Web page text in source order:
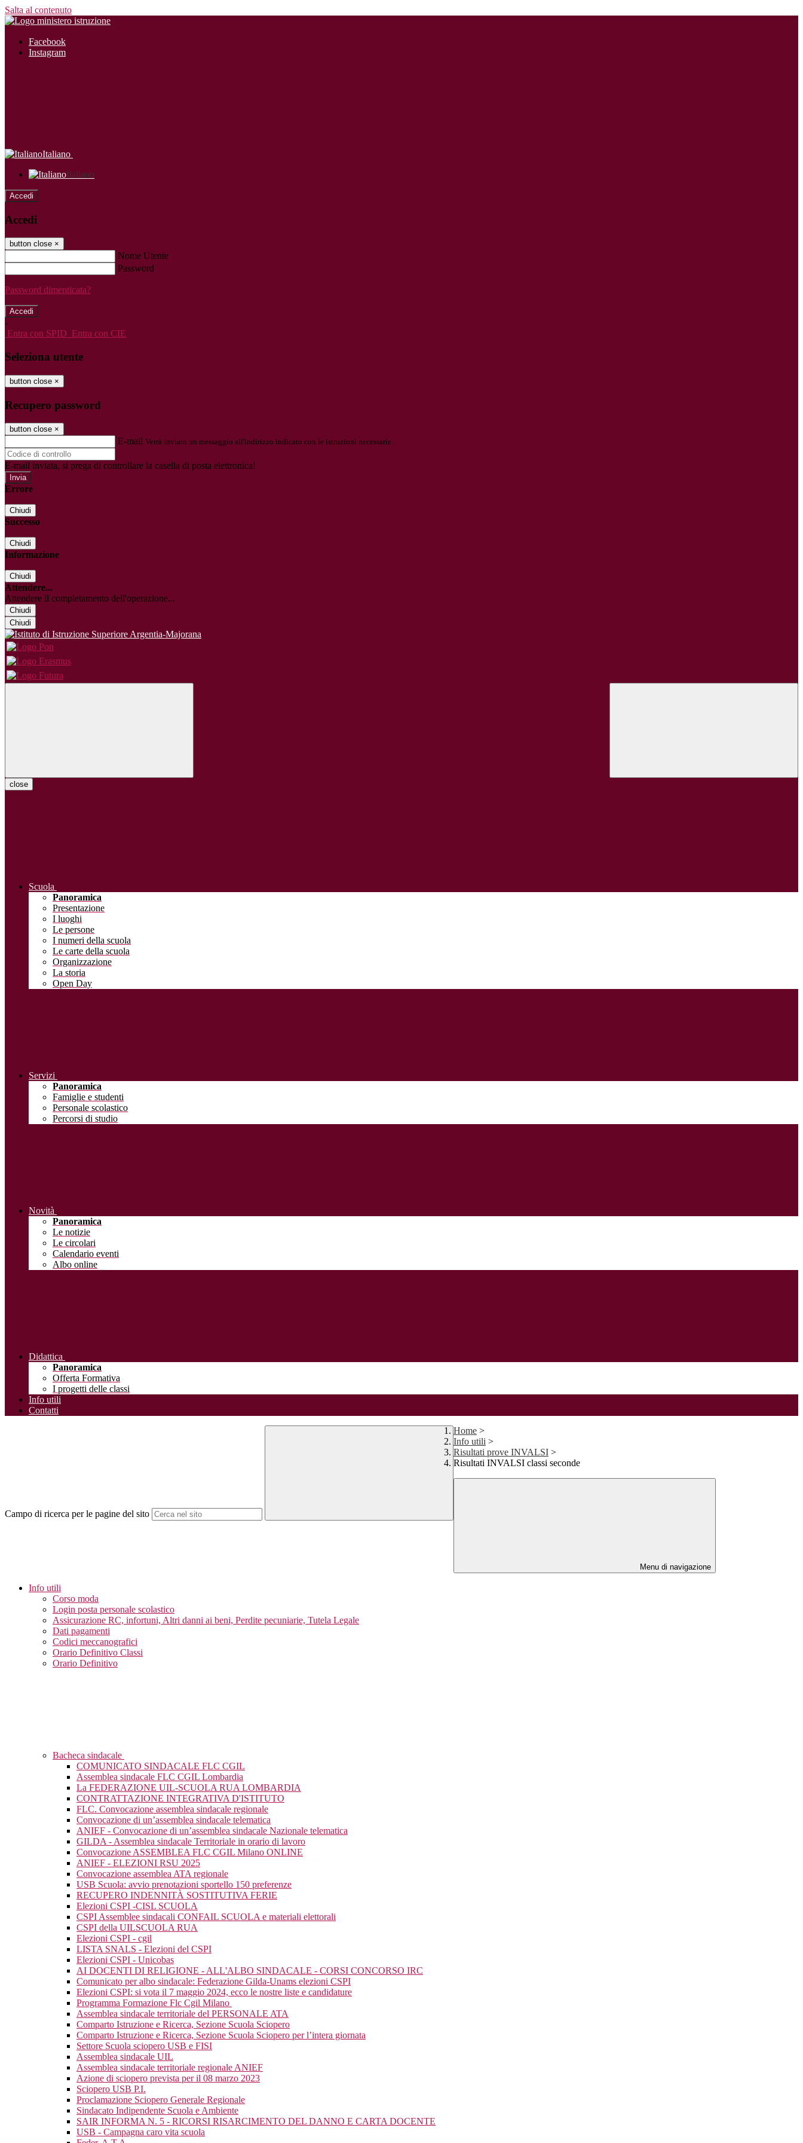
Salta al contenuto
Facebook
Instagram
Italiano
Italiano
Accedi
Accedi
button close ×
Nome Utente
Password
Password dimenticata?
-
Entra con SPID Entra con CIE
Seleziona utente
button close ×
Recupero password
button close ×
E-mail Verrà inviato un messaggio all'indirizzo indicato con le istruzioni necessarie.
E-mail inviata, si prega di controllare la casella di posta elettronica!
Errore
Chiudi
Successo
Chiudi
Informazione
Chiudi
Attendere...
Attendere il completamento dell'operazione...
Chiudi
Chiudi
close
Scuola
Panoramica
Presentazione
I luoghi
Le persone
I numeri della scuola
Le carte della scuola
Organizzazione
La storia
Open Day
Servizi
Panoramica
Famiglie e studenti
Personale scolastico
Percorsi di studio
Novità
Panoramica
Le notizie
Le circolari
Calendario eventi
Albo online
Didattica
Panoramica
Offerta Formativa
I progetti delle classi
Info utili
Contatti
Campo di ricerca per le pagine del sito
Home >
Info utili >
Risultati prove INVALSI >
Risultati INVALSI classi seconde
Menu di navigazione
Info utili
Corso moda
Login posta personale scolastico
Assicurazione RC, infortuni, Altri danni ai beni, Perdite pecuniarie, Tutela Legale
Dati pagamenti
Codici meccanografici
Orario Definitivo Classi
Orario Definitivo
Bacheca sindacale
COMUNICATO SINDACALE FLC CGIL
Assemblea sindacale FLC CGIL Lombardia
La FEDERAZIONE UIL-SCUOLA RUA LOMBARDIA
CONTRATTAZIONE INTEGRATIVA D'ISTITUTO
FLC. Convocazione assemblea sindacale regionale
Convocazione di un’assemblea sindacale telematica
ANIEF - Convocazione di un’assemblea sindacale Nazionale telematica
GILDA - Assemblea sindacale Territoriale in orario di lavoro
Convocazione ASSEMBLEA FLC CGIL Milano ONLINE
ANIEF - ELEZIONI RSU 2025
Convocazione assemblea ATA regionale
USB Scuola: avvio prenotazioni sportello 150 preferenze
RECUPERO INDENNITÀ SOSTITUTIVA FERIE
Elezioni CSPI -CISL SCUOLA
CSPI Assemblee sindacali CONFAIL SCUOLA e materiali elettorali
CSPI della UILSCUOLA RUA
Elezioni CSPI - cgil
LISTA SNALS - Elezioni del CSPI
Elezioni CSPI - Unicobas
AI DOCENTI DI RELIGIONE - ALL'ALBO SINDACALE - CORSI CONCORSO IRC
Comunicato per albo sindacale: Federazione Gilda-Unams elezioni CSPI
Elezioni CSPI: si vota il 7 maggio 2024, ecco le nostre liste e candidature
Programma Formazione Flc Cgil Milano
Assemblea sindacale territoriale del PERSONALE ATA
Comparto Istruzione e Ricerca, Sezione Scuola Sciopero
Comparto Istruzione e Ricerca, Sezione Scuola Sciopero per l’intera giornata
Settore Scuola sciopero USB e FISI
Assemblea sindacale UIL
Assemblea sindacale territoriale regionale ANIEF
Azione di sciopero prevista per il 08 marzo 2023
Sciopero USB P.I.
Proclamazione Sciopero Generale Regionale
Sindacato Indipendente Scuola e Ambiente
SAIR INFORMA N. 5 - RICORSI RISARCIMENTO DEL DANNO E CARTA DOCENTE
USB - Campagna caro vita scuola